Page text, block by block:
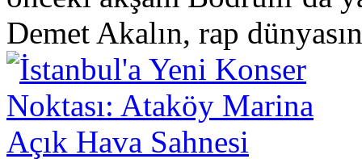
Demet Akalın, rap